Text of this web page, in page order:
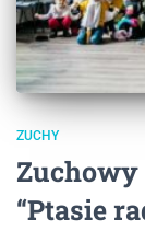
ZUCHY
“Ptasie